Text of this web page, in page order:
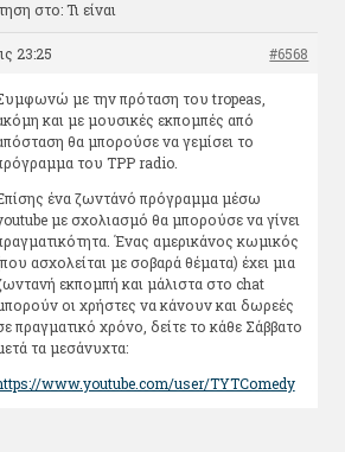
στο: Τι είναι
23:25
#6568
με την πρόταση του tropeas,
και με μουσικές εκπομπές από
θα μπορούσε να γεμίσει το
του TPP radio.
ένα ζωντάνό πρόγραμμα μέσω
με σχολιασμό θα μπορούσε να γίνει
Ένας αμερικάνος κωμικός
ασχολείται με σοβαρά θέματα) έχει μια
εκπομπή και μάλιστα στο chat
οι χρήστες να κάνουν και δωρεές
πραγματικό χρόνο, δείτε το κάθε Σάββατο
τα μεσάνυχτα:
www.youtube.com/user/TYTComedy